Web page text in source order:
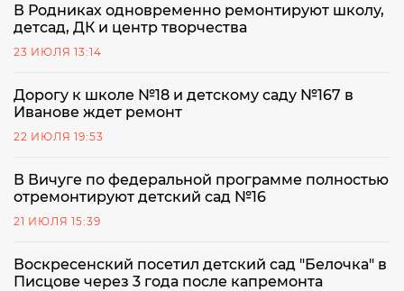
В Родниках одновременно ремонтируют школу,
детсад, ДК и центр творчества
23 ИЮЛЯ 13:14
Дорогу к школе №18 и детскому саду №167 в
Иванове ждет ремонт
22 ИЮЛЯ 19:53
В Вичуге по федеральной программе полностью
отремонтируют детский сад №16
21 ИЮЛЯ 15:39
Воскресенский посетил детский сад "Белочка" в
Писцове через 3 года после капремонта